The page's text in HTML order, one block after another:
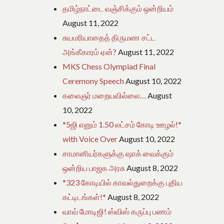
தமிழ்நாட்டை வஞ்சிக்கும் ஒன்றியம்
August 11, 2022
சுயமரியாதைத் திருமண சட்ட
அங்கீகாரம் ஏன்? August 11, 2022
MKS Chess Olympiad Final
Ceremony SpeechAugust 10, 2022
கலைஞர் மறையவில்லை… August
10, 2022
*5ஜி எனும் 1.50 லட்சம் கோடி ஊழல்!*
with Voice OverAugust 10, 2022
சாமானியர்களுக்கு ஷாக் வைக்கும்
ஒன்றிய பாஜக அரசுAugust 8, 2022
*323 கோடியில் காவல்துறைக்கு புதிய
கட்டிடங்கள்!* August 8, 2022
வாவ் மோடிஜி! ஸ்விஸ் கருப்பு பணம்